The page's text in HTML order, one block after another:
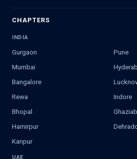
CHAPTERS
INDIA
Gurgaon
Pune
Mumbai
Bangalore
Rewa
Indore
Bhopal
Hamirpur
Kanpur
UAE